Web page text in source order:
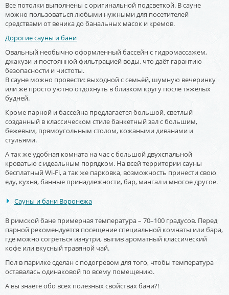
Все потолки выполнены с оригинальной подсветкой. В сауне
можно пользоваться любыми нужными для посетителей
средствами от веника до банальных масок и кремов.
Дорогие сауны и бани
Овальный необычно оформленный бассейн с гидромассажем,
джакузи и постоянной фильтрацией воды, что даёт гарантию
безопасности и чистоты.
В сауне можно провести: выходной с семьёй, шумную вечеринку
или же просто уютно отдохнуть в близком кругу после тяжёлых
будней.
Кроме парной и бассейна предлагается большой, светлый
созданный в классическом стиле банкетный зал с большим,
бежевым, прямоугольным столом, кожаными диванами и
стульями.
А так же удобная комната на час с большой двухспальной
кроватью с идеальным порядком. На всей территории сауны
бесплатный Wi-Fi, а так же парковка, возможность принести свою
еду, кухня, банные принадлежности, бар, мангал и многое другое.
Сауны и бани Воронежа
В римской бане примерная температура – 70–100 градусов. Перед
парной рекомендуется посещение специальной комнаты или бара,
где можно согреться изнутри, выпив ароматный классический
кофе или вкусный травяной чай.
Пол в парилке сделан с подогревом для того, чтобы температура
оставалась одинаковой по всему помещению.
А вы знаете обо всех полезных свойствах бани?!